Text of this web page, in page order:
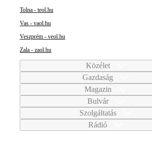
Tolna - teol.hu
Vas - vaol.hu
Veszprém - veol.hu
Zala - zaol.hu
Közélet
Gazdaság
Magazin
Bulvár
Szolgáltatás
Rádió